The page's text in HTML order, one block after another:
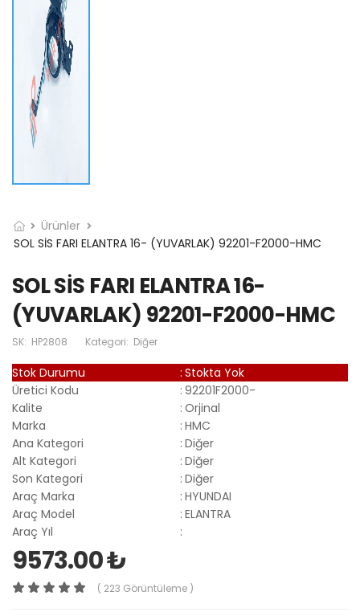
Ürünler
SOL SİS FARI ELANTRA 16- (YUVARLAK) 92201-F2000-HMC
SOL SİS FARI ELANTRA 16-
(YUVARLAK) 92201-F2000-HMC
SK: HP2808 Kategori: Diğer
Stok Durumu : Stokta Yok
Üretici Kodu
: 92201F2000-
Kalite
: Orjinal
Marka
: HMC
Ana Kategori
: Diğer
Alt Kategori
: Diğer
Son Kategori
: Diğer
Araç Marka
: HYUNDAI
Araç Model
: ELANTRA
Araç Yıl
:
9573.00 ₺
( 223 Görüntüleme )